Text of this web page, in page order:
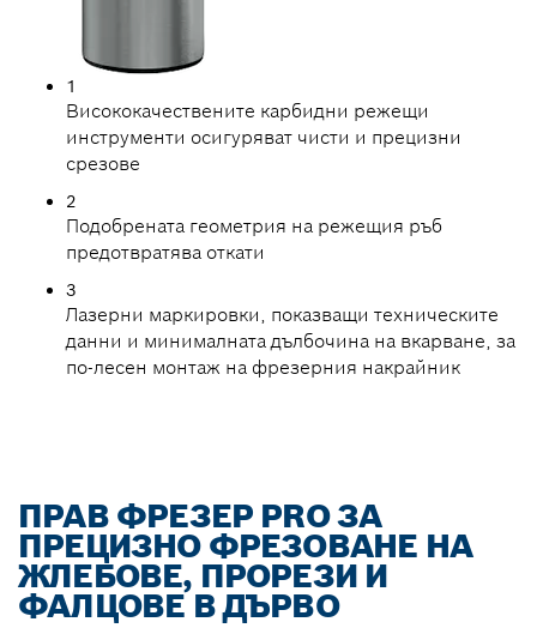
1
Висококачествените карбидни режещи
инструменти осигуряват чисти и прецизни
срезове
2
Подобрената геометрия на режещия ръб
предотвратява откати
3
Лазерни маркировки, показващи техническите
данни и минималната дълбочина на вкарване, за
по-лесен монтаж на фрезерния накрайник
ПРАВ ФРЕЗЕР PRO ЗА
ПРЕЦИЗНО ФРЕЗОВАНЕ НА
ЖЛЕБОВЕ, ПРОРЕЗИ И
ФАЛЦОВЕ В ДЪРВО